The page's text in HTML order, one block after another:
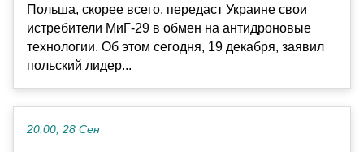
Польша, скорее всего, передаст Украине свои
истребители МиГ-29 в обмен на антидроновые
технологии. Об этом сегодня, 19 декабря, заявил
польский лидер...
20:00, 28 Сен